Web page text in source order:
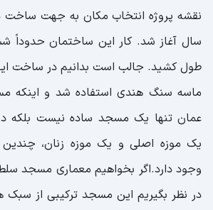
نقشه پروژه انتخاب مکان به جهت ساخت
سال آغاز شد. کار این ساختمان
ماسه سنگ هندی استفاده شد و اینکه
عمان تنها یک مسجد ساده نیست بلکه
یک موزه اصلی و یک موزه زنان،
وجود دارد.اگر بخواهیم معماری مسجد
در نظر بگیریم این مسجد ترکیبی از سبک